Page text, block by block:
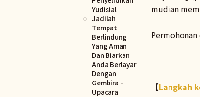
mudian
【Langkah
Yudisial
Jadilah
Tempat
Berlindung
Yang Aman
Dan Biarkan
Anda Berlayar
Dengan
Gembira -
Upacara